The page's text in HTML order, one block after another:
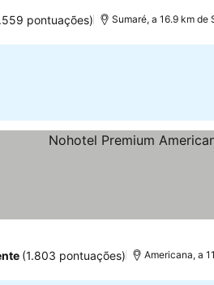
pontuações) Sumaré, a 16.9 km de
(1.803 pontuações) Americana, a